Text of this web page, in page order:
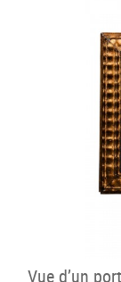
Vue d’un